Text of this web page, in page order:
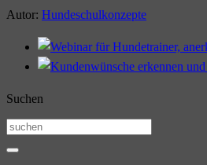
Autor: Hundeschulkonzepte
Suchen
Suchen
nach: